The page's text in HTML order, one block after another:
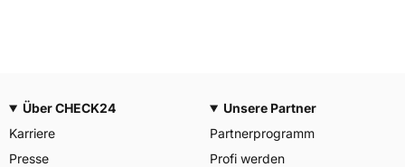
Über CHECK24
Karriere
Presse
Unsere Partner
Partnerprogramm
Profi werden